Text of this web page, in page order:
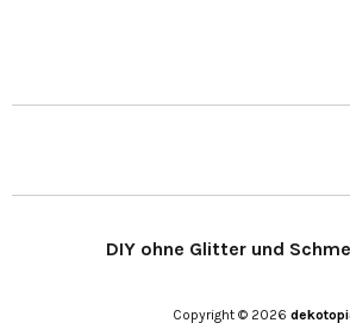
DIY ohne Glitter und
Copyright © 2026